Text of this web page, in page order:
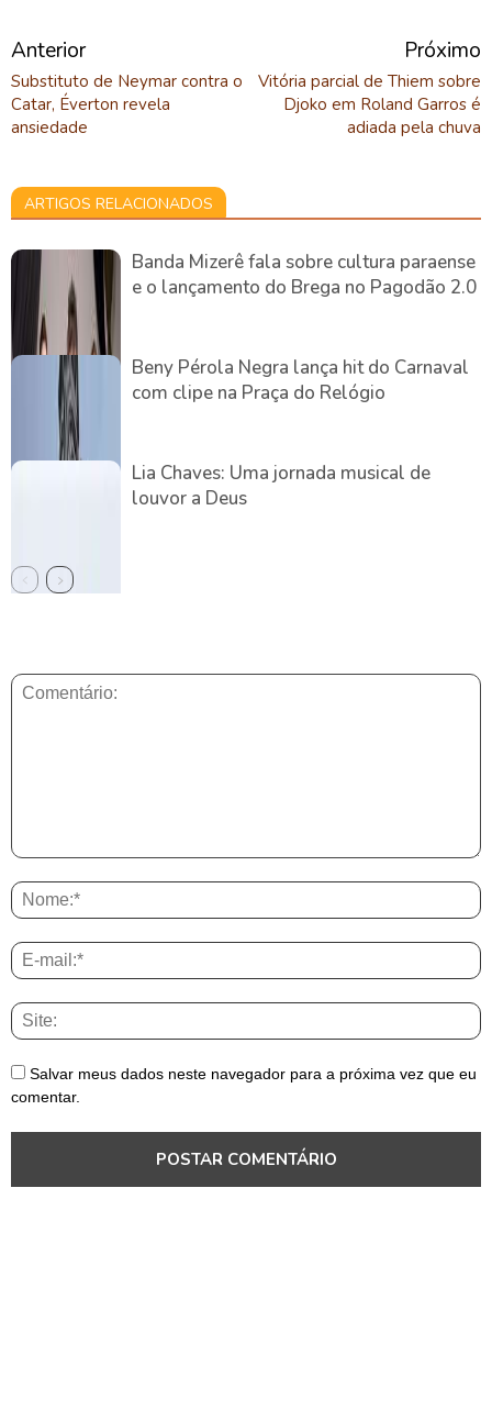
Anterior
Substituto de Neymar contra o
Catar, Éverton revela
ansiedade
Próximo
Vitória parcial de Thiem sobre
Djoko em Roland Garros é
adiada pela chuva
ARTIGOS RELACIONADOS
Banda Mizerê fala sobre cultura paraense
e o lançamento do Brega no Pagodão 2.0
Beny Pérola Negra lança hit do Carnaval
com clipe na Praça do Relógio
Lia Chaves: Uma jornada musical de
louvor a Deus
Salvar meus dados neste navegador para a próxima vez que eu
comentar.